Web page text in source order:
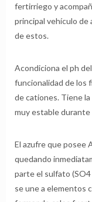
fertirriego y
principal vehículo de
de estos.
Acondiciona el ph
funcionalidad de
de cationes. Tiene
muy estable
El azufre que posee
quedando
parte el sulfato
se une a elementos